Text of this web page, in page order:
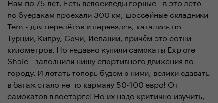
по буеракам проехали 300 км, шоссейные складники
Tern - для перелётов и переездов, катались по
Турции, Кипру, Сочи, Испании, причём это сотни
километров. Но недавно купили самокаты Explore
Shole - заполнили нишу спортивного движения по
городу. И летать теперь будем с ними, велики сдавать
в багаж стало не по карману 50-100 евро! От
самокатов в восторге! Но их надо критично изучить,